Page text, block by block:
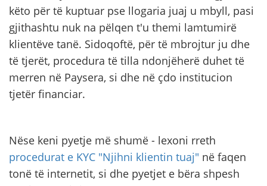
këto për të kuptuar pse llogaria juaj u mbyll, pasi
gjithashtu nuk na pëlqen t'u themi lamtumirë
klientëve tanë. Sidoqoftë, për të mbrojtur ju dhe
të tjerët, procedura të tilla ndonjëherë duhet të
merren në Paysera, si dhe në çdo institucion
tjetër financiar.
Nëse keni pyetje më shumë - lexoni rreth
procedurat e KYC "Njihni klientin tuaj" në faqen
tonë të internetit, si dhe pyetjet e bëra shpesh